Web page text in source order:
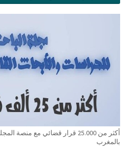
أكثر من 25.000 قرار قضائي مع
بالمغرب